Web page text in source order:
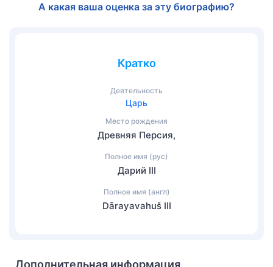
А какая ваша оценка за эту биографию?
Кратко
Деятельность
Царь
Место рождения
Древняя Персия,
Полное имя (рус)
Дарий III
Полное имя (англ)
Dārayavahuš III
Дополнительная информация